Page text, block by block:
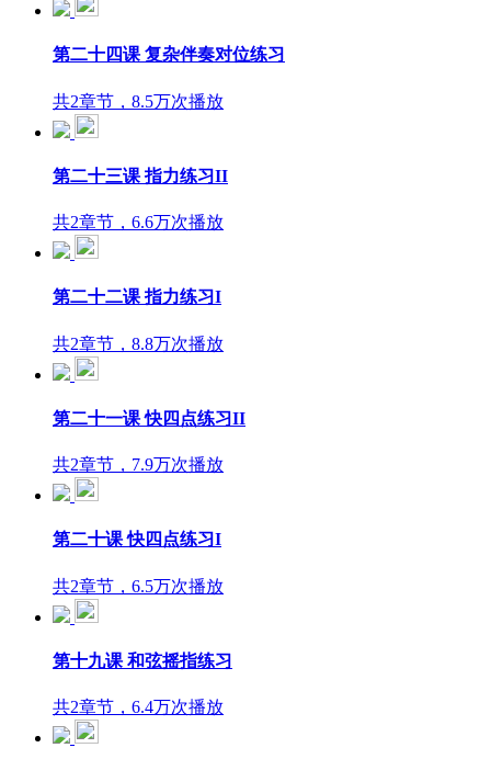
第二十四课 复杂伴奏对位练习
共2章节，8.5万次播放
第二十三课 指力练习II
共2章节，6.6万次播放
第二十二课 指力练习I
共2章节，8.8万次播放
第二十一课 快四点练习II
共2章节，7.9万次播放
第二十课 快四点练习I
共2章节，6.5万次播放
第十九课 和弦摇指练习
共2章节，6.4万次播放